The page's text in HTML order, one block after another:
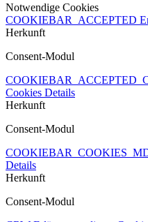
Notwendige Cookies
COOKIEBAR_ACCEPTED
Herkunft
Consent-Modul
Cookies Details
Herkunft
Consent-Modul
Details
Herkunft
Consent-Modul